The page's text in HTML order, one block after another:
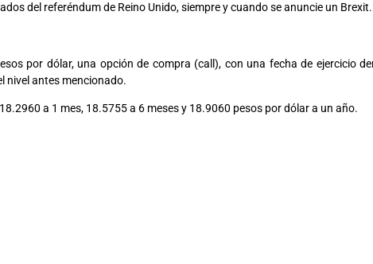
del referéndum de Reino Unido, siempre y cuando se anuncie un Brexit.
por dólar, una opción de compra (call), con una fecha de ejercicio
nivel antes mencionado.
a 1 mes, 18.5755 a 6 meses y 18.9060 pesos por dólar a un año.